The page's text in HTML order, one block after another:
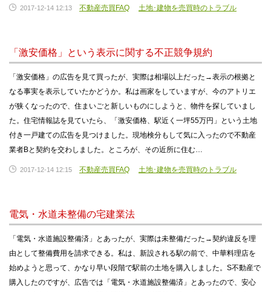
2017-12-14 12:13 不動産売買FAQ 土地･建物を売買時のトラブル
「激安価格」という表示に関する不正競争規約
「激安価格」の広告を見て買ったが、実際は相場以上だった→表示の根拠と
なる事実を表示していたかどうか。私は画家をしていますが、今のアトリエ
が狭くなったので、住まいごと新しいものにしようと、物件を探していまし
た。住宅情報誌を見ていたら、「激安価格、駅近く一坪55万円」という土地
付き一戸建ての広告を見つけました。現地検分もして気に入ったので不動産
業者Bと契約を交わしました。ところが、その近所に住む…
2017-12-14 12:15 不動産売買FAQ 土地･建物を売買時のトラブル
電気・水道未整備の宅建業法
「電気・水道施設整備済」とあったが、実際は未整備だった→契約違反を理
由として整備費用を請求できる。私は、新設される駅の前で、中華料理店を
始めようと思って、かなり早い段階で駅前の土地を購入しました。S不動産で
購入したのですが、広告では「電気・水道施設整備済」とあったので、安心